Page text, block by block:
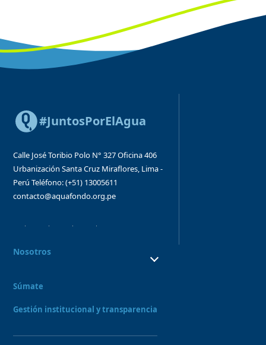
#JuntosPorElAgua
Calle José Toribio Polo N° 327Oficina 406
Urbanización Santa Cruz Miraflores, Lima -
Perú Teléfono: (+51) 13005611
contacto@aquafondo.org.pe
Nosotros
¿Qué hacemos?
Consejo directivo y órganos asesores
Súmate
Gestión institucional y transparencia